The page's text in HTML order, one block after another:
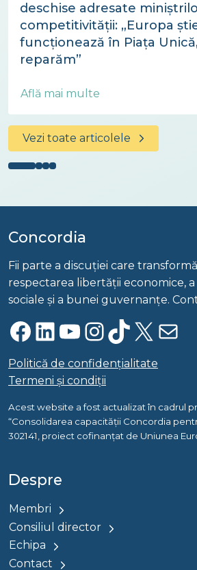
deschise adresate
competitivității: „Europa
funcționează în Piața
reparăm”
Află mai multe
Vezi toate articolele
Concordia
Fii parte a discuției care
respectarea libertății economice,
sociale și a bunei guvernanțe.
Facebook LinkedIn YouTube InstagramTikTok X Mail
Politică de confidențialitate
Termeni și condiții
Acest website a fost actualizat în cadrul
“Consolidarea capacității Concordia
302141, proiect cofinanțat de Uniunea
Despre
Membri
Consiliul director
Echipa
Contact